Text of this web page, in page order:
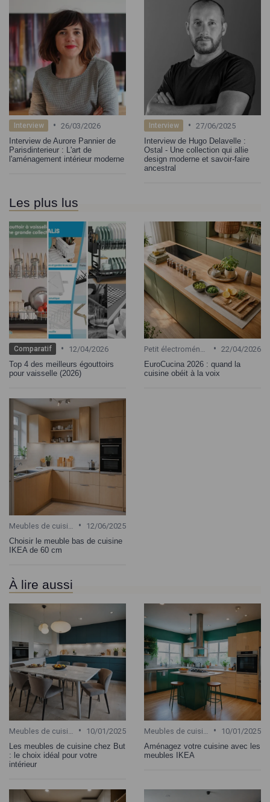
Interview • 26/03/2026
Interview de Aurore Pannier de
Parisdinterieur : L'art de
l'aménagement intérieur moderne
Interview • 27/06/2025
Interview de Hugo Delavelle :
Ostal - Une collection qui allie
design moderne et savoir-faire
ancestral
Les plus lus
Comparatif •
12/04/2026
Top 4 des meilleurs égouttoirs
pour vaisselle (2026)
• 22/04/2026
EuroCucina 2026 : quand la
cuisine obéit à la voix
•
12/06/2025
Choisir le meuble bas de cuisine
IKEA de 60 cm
À lire aussi
•
10/01/2025
Les meubles de cuisine chez But
: le choix idéal pour votre
intérieur
•
10/01/2025
Aménagez votre cuisine avec les
meubles IKEA